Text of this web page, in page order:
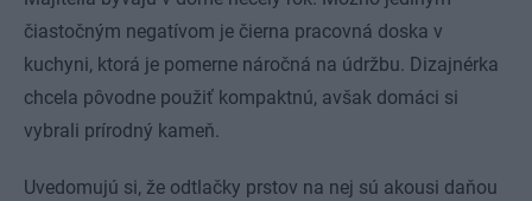
čiastočným negatívom je čierna pracovná doska v
kuchyni, ktorá je pomerne náročná na údržbu. Dizajnérka
chcela pôvodne použiť kompaktnú, avšak domáci si
vybrali prírodný kameň.
Uvedomujú si, že odtlačky prstov na nej sú akousi daňou